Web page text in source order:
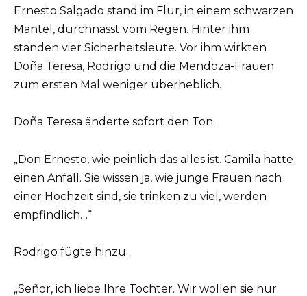
Ernesto Salgado stand im Flur, in einem schwarzen
Mantel, durchnässt vom Regen. Hinter ihm
standen vier Sicherheitsleute. Vor ihm wirkten
Doña Teresa, Rodrigo und die Mendoza-Frauen
zum ersten Mal weniger überheblich.
Doña Teresa änderte sofort den Ton.
„Don Ernesto, wie peinlich das alles ist. Camila hatte
einen Anfall. Sie wissen ja, wie junge Frauen nach
einer Hochzeit sind, sie trinken zu viel, werden
empfindlich…“
Rodrigo fügte hinzu:
„Señor, ich liebe Ihre Tochter. Wir wollen sie nur